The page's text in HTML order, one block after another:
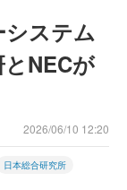
ステム
NECが
2026/06/10 12:20
日本総合研究所